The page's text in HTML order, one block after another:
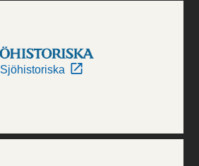
Sjöhistoriska